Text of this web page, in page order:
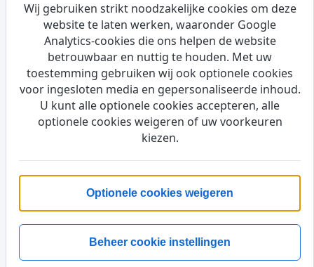
Leden
Log in op je account
20+
Evenementen elk jaar
160+
Leden
1950s–1980s
Wij gebruiken strikt noodzakelijke cookies om deze
website te laten werken, waaronder Google
Analytics-cookies die ons helpen de website
betrouwbaar en nuttig te houden. Met uw
toestemming gebruiken wij ook optionele cookies
voor ingesloten media en gepersonaliseerde inhoud.
U kunt alle optionele cookies accepteren, alle
optionele cookies weigeren of uw voorkeuren
kiezen.
Optionele cookies weigeren
Beheer cookie instellingen